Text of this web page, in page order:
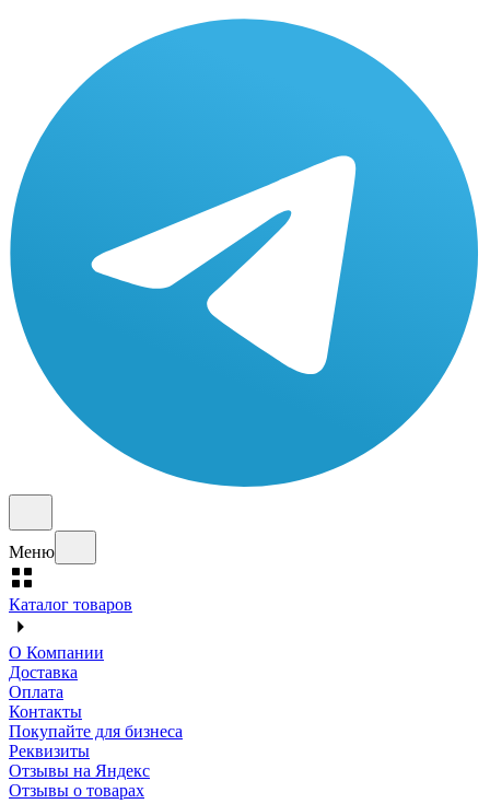
Меню
Каталог товаров
О Компании
Доставка
Оплата
Контакты
Покупайте для бизнеса
Реквизиты
Отзывы на Яндекс
Отзывы о товарах